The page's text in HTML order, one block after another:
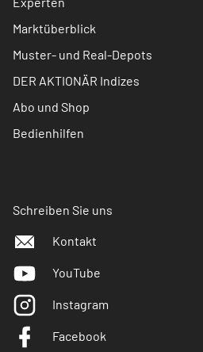
Marktüberblick
Muster- und Real-Depots
DER AKTIONÄR Indizes
Abo und Shop
Bedienhilfen
Schreiben Sie uns
Kontakt
YouTube
Instagram
Facebook